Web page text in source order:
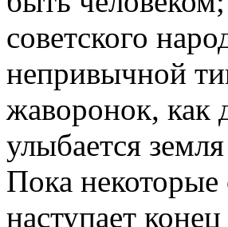
советского
непривычной
жаворонок, как
улыбается
Пока
наступает